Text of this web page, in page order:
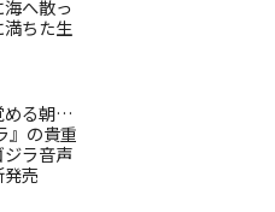
へ散っ
ちた生
める朝…
』の貴重
ラ音声
売